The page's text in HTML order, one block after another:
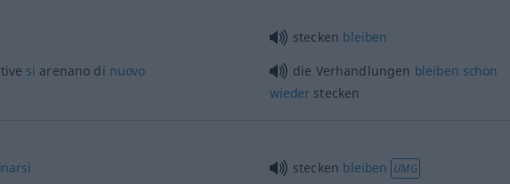
stecken bleiben
si arenano di nuovo die Verhandlungen bleiben schon
wieder stecken
stecken bleiben UMG